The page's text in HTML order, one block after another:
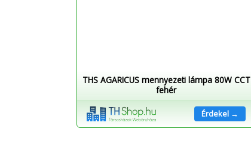
THS AGARICUS mennyezeti lámpa 80W CCT
fehér
Érdekel →